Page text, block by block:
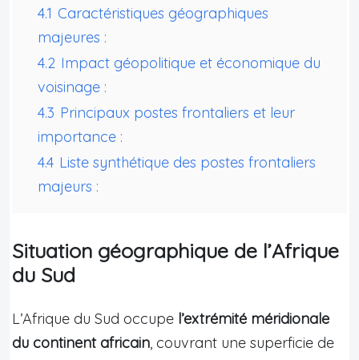
4.1 Caractéristiques géographiques
majeures :
4.2 Impact géopolitique et économique du
voisinage :
4.3 Principaux postes frontaliers et leur
importance :
4.4 Liste synthétique des postes frontaliers
majeurs :
Situation géographique de l’Afrique
du Sud
L’Afrique du Sud occupe l’extrémité méridionale
du continent africain, couvrant une superficie de